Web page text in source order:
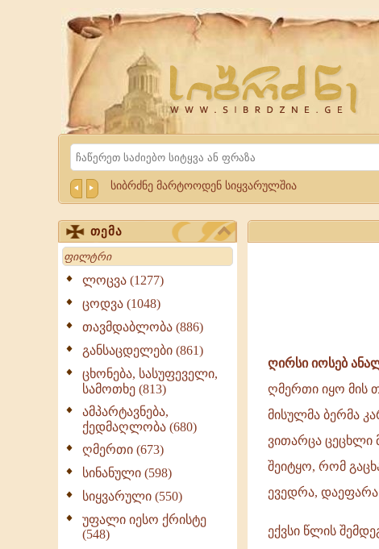
Website
Sibrdzne.ge
Search
სიბრძნე მარტოოდენ სიყვარულშია
თემა
Search
ლოცვა (1277)
ცოდვა (1048)
თავმდაბლობა (886)
განსაცდელები (861)
ცხონება, სასუფეველი,
სამოთხე (813)
ამპარტავნება,
ქედმაღლობა (680)
ღმერთი (673)
სინანული (598)
სიყვარული (550)
უფალი იესო ქრისტე
(548)
რაითელი
იყო.
და
სწავლულ
ყოვლითა
საქმითა,
და
იყო
ღირსი იოსებ
ღმერთი იყო მის
მისულმა ბერმა
ვითარცა ცეცხლი
შეიტყო, რომ
ევედრა, დაეფარა
ექვსი წლის